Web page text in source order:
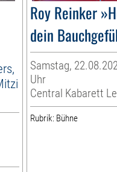
Roy Reinker
dein
Samstag,
Uhr
Central Kabarett
Rubrik: Bühne